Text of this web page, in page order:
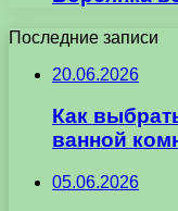
Последние записи
20.06.2026
Как
ванной
05.06.2026